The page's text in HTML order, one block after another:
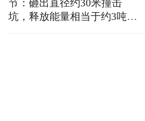
节：砸出直径约30米撞击
坑，释放能量相当于约3吨